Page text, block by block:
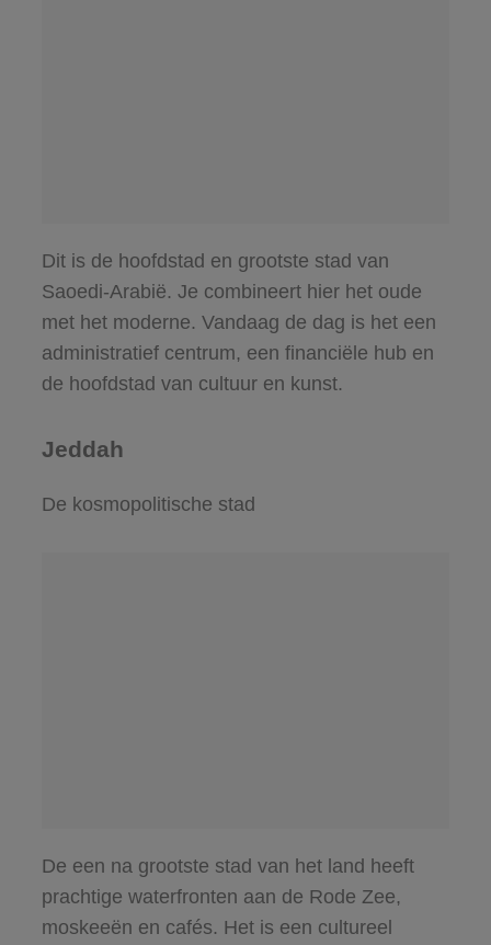
Dit is de hoofdstad en grootste stad van
Saoedi-Arabië. Je combineert hier het oude
met het moderne. Vandaag de dag is het een
administratief centrum, een financiële hub en
de hoofdstad van cultuur en kunst.
Jeddah
De kosmopolitische stad
De een na grootste stad van het land heeft
prachtige waterfronten aan de Rode Zee,
moskeeën en cafés. Het is een cultureel